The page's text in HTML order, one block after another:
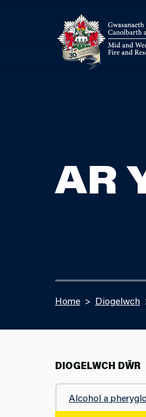
AR
Home Diogelwch
DIOGELWCH DŴR
Alcohol a